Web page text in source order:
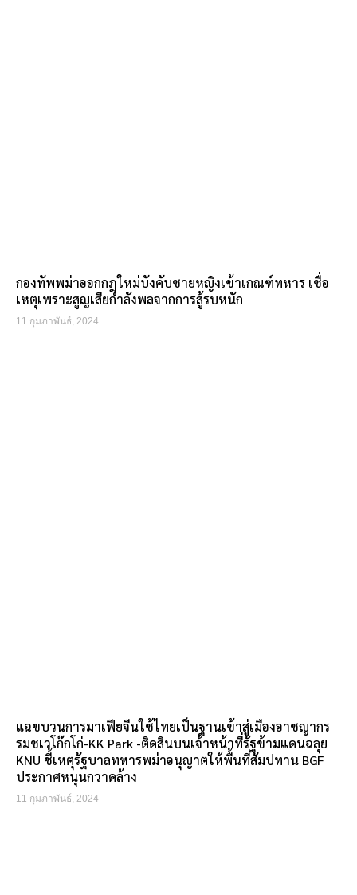
กองทัพพม่าออกกฎใหม่บังคับชายหญิงเข้าเกณฑ์ทหาร เชื่อ
เหตุเพราะสูญเสียกำลังพลจากการสู้รบหนัก
11 กุมภาพันธ์, 2024
แฉขบวนการมาเฟียจีนใช้ไทยเป็นฐานเข้าสู่เมืองอาชญากร
รมชเวโก๊กโก่-KK Park -ติดสินบนเจ้าหน้าที่รัฐข้ามแดนฉลุย
KNU ชี้เหตุรัฐบาลทหารพม่าอนุญาตให้พื้นที่สัมปทาน BGF
ประกาศหนุนกวาดล้าง
11 กุมภาพันธ์, 2024